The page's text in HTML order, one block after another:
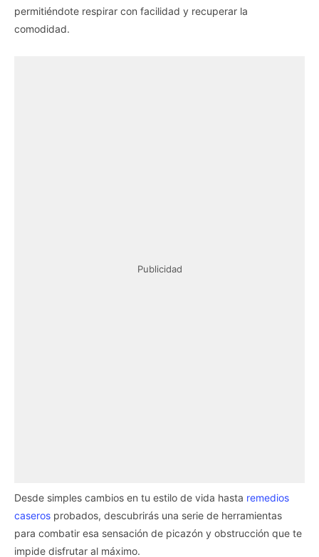
permitiéndote respirar con facilidad y recuperar la
comodidad.
Publicidad
Desde simples cambios en tu estilo de vida hasta remedios
caseros probados, descubrirás una serie de herramientas
para combatir esa sensación de picazón y obstrucción que te
impide disfrutar al máximo.